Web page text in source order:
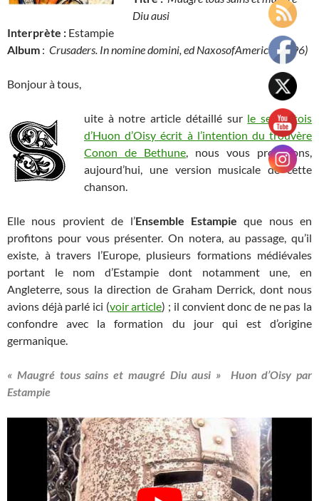
Diu ausi
Interprète : Estampie
Album : Crusaders. In nomine domini, ed NaxosofAmerica (1996)
Bonjour à tous,
uite à notre article détaillé sur le serventois
d’Huon d’Oisy écrit à l’intention du trouvère
Conon de Bethune, nous vous proposons,
aujourd’hui, une version musicale de cette
chanson.
Elle nous provient de l’Ensemble Estampie que nous en
profitons pour vous présenter. On notera, au passage, qu’il
existe, à travers l’Europe, plusieurs formations médiévales
portant le nom d’Estampie dont notamment une, en
Angleterre, sous la direction de Graham Derrick, dont nous
avions déjà parlé ici (voir article) ; il convient donc de ne pas la
confondre avec la formation du jour qui est d’origine
germanique.
« Maugré tous sains et maugré Diu ausi » Huon d’Oisy par
Estampie